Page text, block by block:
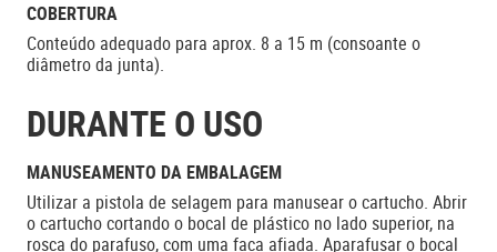
COBERTURA
Conteúdo adequado para aprox. 8 a 15 m (consoante o
diâmetro da junta).
DURANTE O USO
MANUSEAMENTO DA EMBALAGEM
Utilizar a pistola de selagem para manusear o cartucho. Abrir
o cartucho cortando o bocal de plástico no lado superior, na
rosca do parafuso, com uma faca afiada. Aparafusar o bocal